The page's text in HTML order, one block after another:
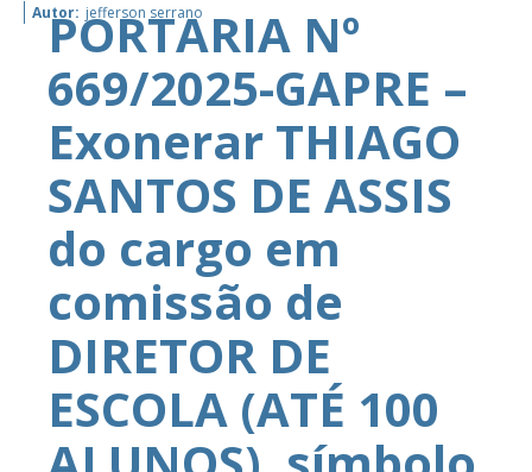
Autor: jefferson serrano
PORTARIA Nº
669/2025-GAPRE –
Exonerar THIAGO
SANTOS DE ASSIS
do cargo em
comissão de
DIRETOR DE
ESCOLA (ATÉ 100